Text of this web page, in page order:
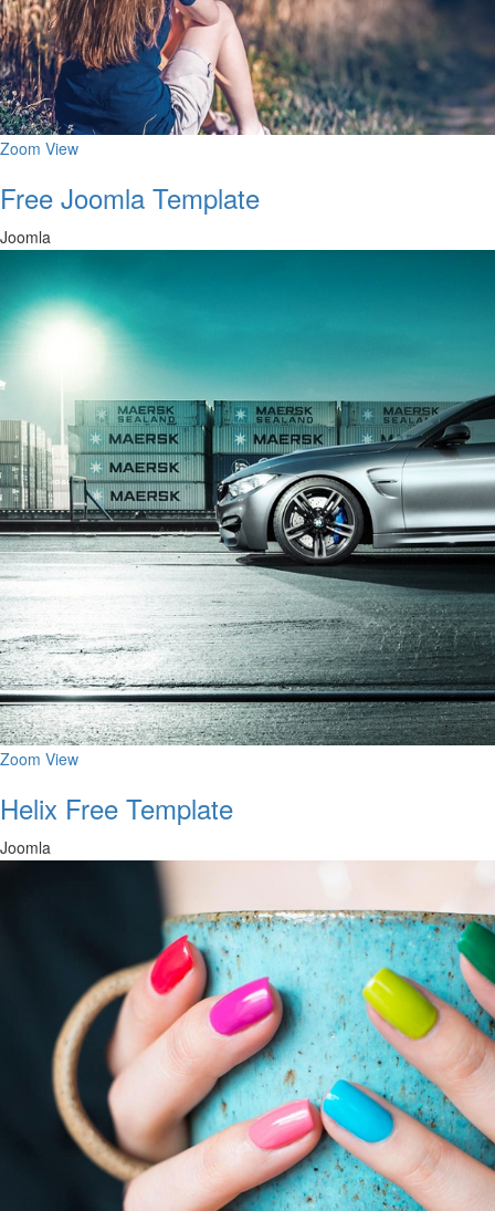
Zoom View
Free Joomla Template
Joomla
Zoom View
Helix Free Template
Joomla